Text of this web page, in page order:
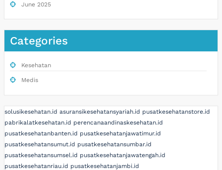
June 2025
Categories
Kesehatan
Medis
solusikesehatan.id asuransikesehatansyariah.id pusatkesehatanstore.id
pabrikalatkesehatan.id perencanaandinaskesehatan.id
pusatkesehatanbanten.id pusatkesehatanjawatimur.id
pusatkesehatansumut.id pusatkesehatansumbar.id
pusatkesehatansumsel.id pusatkesehatanjawatengah.id
pusatkesehatanriau.id pusatkesehatanjambi.id